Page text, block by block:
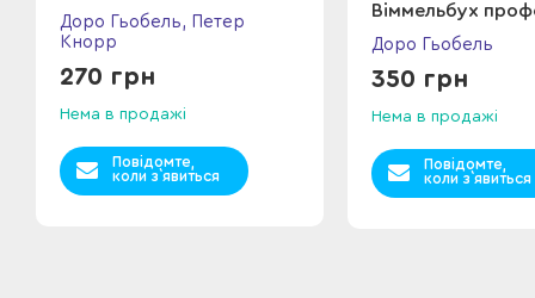
Доро Гьобель, Петер
Кнорр
270 грн
Нема в продажі
Повідомте,
коли з`явиться
Віммельбух
Доро Гьобель
350 грн
Нема в продажі
Повідомте,
коли з`явиться